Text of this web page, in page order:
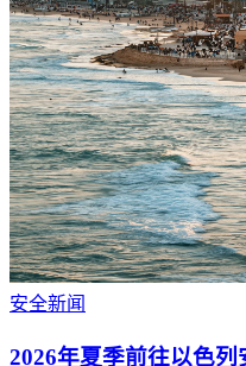
安全新闻
2026年夏季前往以色